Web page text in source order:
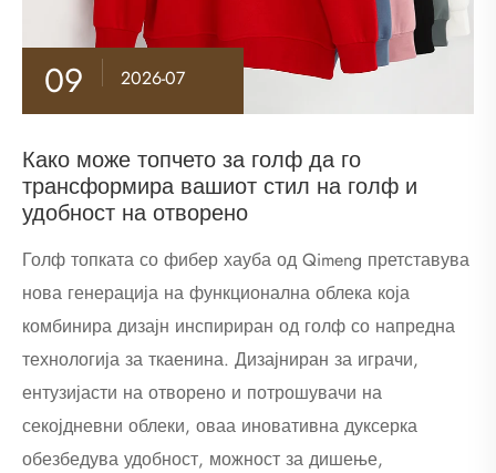
09 2026-07
Како може топчето за голф да го
трансформира вашиот стил на голф и
удобност на отворено
Голф топката со фибер хауба од Qimeng претставува
нова генерација на функционална облека која
комбинира дизајн инспириран од голф со напредна
технологија за ткаенина. Дизајниран за играчи,
ентузијасти на отворено и потрошувачи на
секојдневни облеки, оваа иновативна дуксерка
обезбедува удобност, можност за дишење,